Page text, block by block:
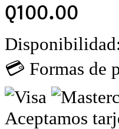
Q100.00
Disponibilidad:
💳 Formas de
Aceptamos